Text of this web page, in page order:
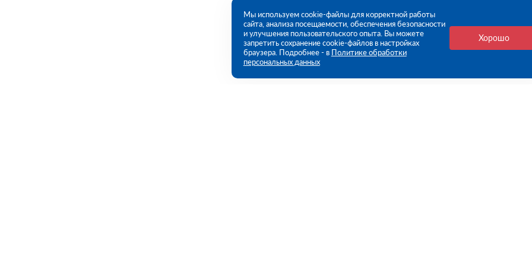
Мы используем cookie-файлы для корректной работы
сайта, анализа посещаемости, обеспечения безопасности
и улучшения пользовательского опыта. Вы можете
запретить сохранение cookie-файлов в настройках
браузера. Подробнее - в Политике обработки
персональных данных
Хорошо